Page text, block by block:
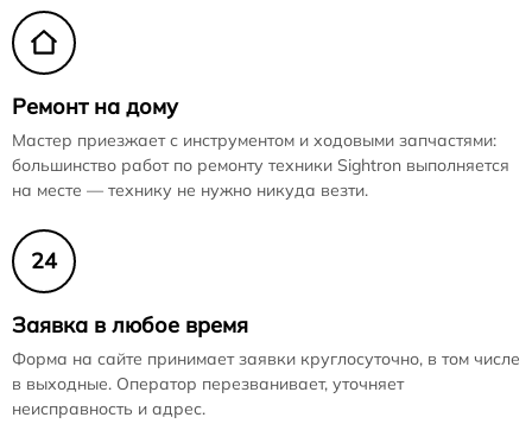
Ремонт на дому
Мастер приезжает с инструментом и ходовыми запчастями:
большинство работ по ремонту техники Sightron выполняется
на месте — технику не нужно никуда везти.
24
Заявка в любое время
Форма на сайте принимает заявки круглосуточно, в том числе
в выходные. Оператор перезванивает, уточняет
неисправность и адрес.